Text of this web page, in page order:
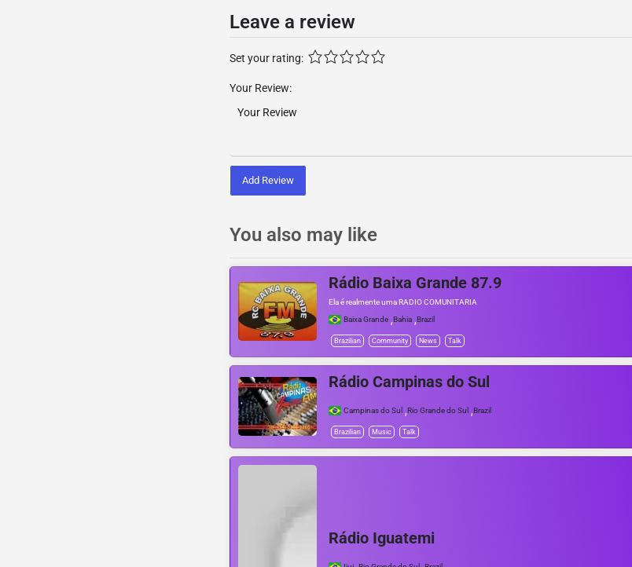
Leave a review
Set your rating:
Your Review:
Add Review
You also may like
Rádio Baixa Grande 87.9
Ela é realmente uma RÁDIO COMUNITÁRIA
Baixa Grande ,Bahia ,Brazil
Brazilian Community News Talk
Rádio Campinas do Sul
Campinas do Sul ,Rio Grande do Sul ,Brazil
Brazilian Music Talk
Rádio Iguatemi